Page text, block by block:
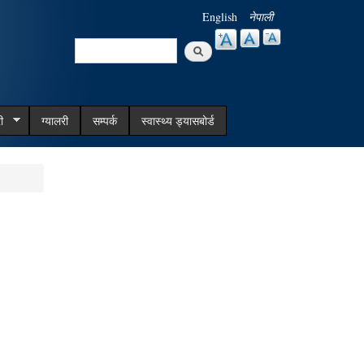
English नेपाली
Search
ग्यालरी सम्पर्क स्वास्थ्य ड्यासबोर्ड